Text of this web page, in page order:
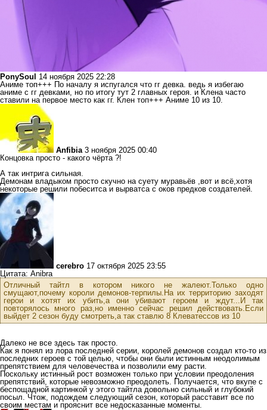
PonySoul
14 ноября 2025 22:28
Аниме топ+++ По началу я испугался что гг девка. ведь я избегаю
аниме с гг девками, но по итогу тут 2 главных героя. и Клена часто
ставили на первое место как гг. Клен топ+++ Аниме 10 из 10.
Anfibia 3 ноября 2025 00:40
Концовка просто - какого чёрта ?!
А так интрига сильная.
Демонам владыком просто скучно на суету муравьёв ,вот и всё,хотя
некоторые решили побеситса и вырватса с оков предков создателей.
cerebro 17 октября 2025 23:55
Цитата: Anibra
Отличный тайтл в котором никого не жалеют.Только одно
смущают,почему короли демонов-терпилы.На их территорию заходят
герои и хотят их убить,а они убивают героем и ждут...И так
повторялось много раз,но именно сейчас решил действовать.Если
выйдет 2 сезон буду смотреть,а так ставлю 8 Клеватессов из 10
Далеко не все здесь так просто.
Как я понял из лора последней серии, королей демонов создал кто-то из
последних героев с той целью, чтобы они были истинным неодолимым
препятствием для человечества и позволили ему расти.
Поскольку истинный рост возможен только при условии преодоления
препятствий, которые невозможно преодолеть. Получается, что вкупе с
беспощадной картинкой у этого тайтла довольно сильный и глубокий
посыл. Чтож, подождем следующий сезон, который расставит все по
своим местам и прояснит все недосказанные моменты.